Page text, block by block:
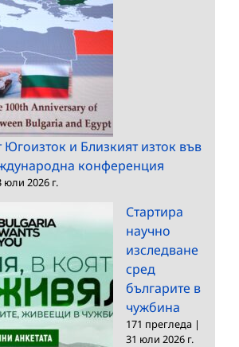
Югоизток и Близкият изток във
конференция
юли 2026 г.
Стартира
научно
изследване
сред
българите в
чужбина
171 прегледа |
31 юли 2026 г.